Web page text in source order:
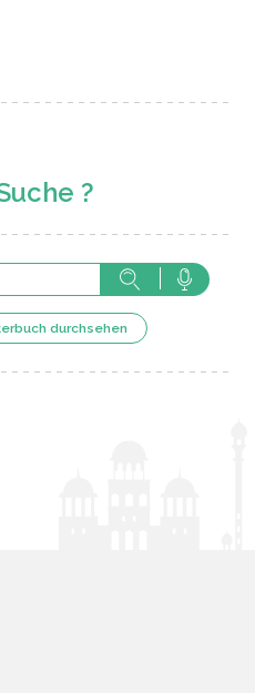
?
durchsehen